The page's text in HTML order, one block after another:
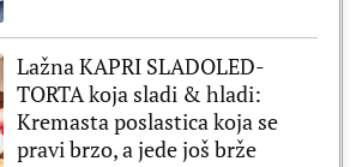
Lažna KAPRI SLADOLED-
TORTA koja sladi & hladi:
Kremasta poslastica koja se
pravi brzo, a jede još brže